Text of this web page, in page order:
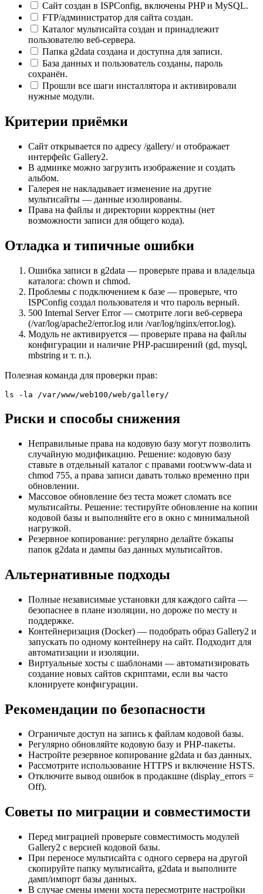
Сайт создан в ISPConfig, включены PHP и MySQL.
FTP/администратор для сайта создан.
Каталог мультисайта создан и принадлежит
пользователю веб-сервера.
Папка g2data создана и доступна для записи.
База данных и пользователь созданы, пароль
сохранён.
Прошли все шаги инсталлятора и активировали
нужные модули.
Критерии приёмки
Сайт открывается по адресу /gallery/ и отображает
интерфейс Gallery2.
В админке можно загрузить изображение и создать
альбом.
Галерея не накладывает изменение на другие
мультисайты — данные изолированы.
Права на файлы и директории корректны (нет
возможности записи для общего кода).
Отладка и типичные ошибки
Ошибка записи в g2data — проверьте права и владельца
каталога: chown и chmod.
Проблемы с подключением к базе — проверьте, что
ISPConfig создал пользователя и что пароль верный.
500 Internal Server Error — смотрите логи веб-сервера
(/var/log/apache2/error.log или /var/log/nginx/error.log).
Модуль не активируется — проверьте права на файлы
конфигурации и наличие PHP-расширений (gd, mysql,
mbstring и т. п.).
Полезная команда для проверки прав:
ls -la /var/www/web100/web/gallery/
Риски и способы снижения
Неправильные права на кодовую базу могут позволить
случайную модификацию. Решение: кодовую базу
ставьте в отдельный каталог с правами root:www-data и
chmod 755, а права записи давать только временно при
обновлении.
Массовое обновление без теста может сломать все
мультисайты. Решение: тестируйте обновление на копии
кодовой базы и выполняйте его в окно с минимальной
нагрузкой.
Резервное копирование: регулярно делайте бэкапы
папок g2data и дампы баз данных мультисайтов.
Альтернативные подходы
Полные независимые установки для каждого сайта —
безопаснее в плане изоляции, но дороже по месту и
поддержке.
Контейнеризация (Docker) — подобрать образ Gallery2 и
запускать по одному контейнеру на сайт. Подходит для
автоматизации и изоляции.
Виртуальные хосты с шаблонами — автоматизировать
создание новых сайтов скриптами, если вы часто
клонируете конфигурации.
Рекомендации по безопасности
Ограничьте доступ на запись к файлам кодовой базы.
Регулярно обновляйте кодовую базу и PHP-пакеты.
Настройте резервное копирование g2data и баз данных.
Рассмотрите использование HTTPS и включение HSTS.
Отключите вывод ошибок в продакшне (display_errors =
Off).
Советы по миграции и совместимости
Перед миграцией проверьте совместимость модулей
Gallery2 с версией кодовой базы.
При переносе мультисайта с одного сервера на другой
скопируйте папку мультисайта, g2data и выполните
дамп/импорт базы данных.
В случае смены имени хоста пересмотрите настройки